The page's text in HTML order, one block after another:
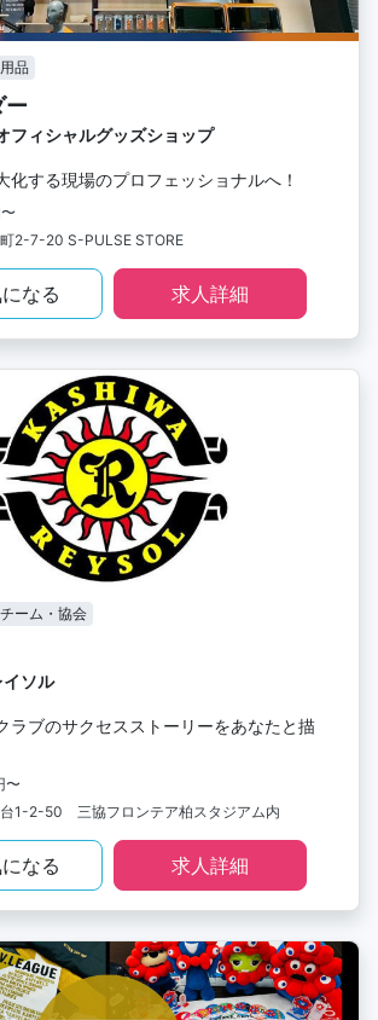
品
ー
フィシャルグッズショップ
化する現場のプロフェッショナルへ！
2-7-20 S-PULSE STORE
なる 求人詳細
ーム・協会
イソル
ラブのサクセスストーリーをあなたと描
〜
1-2-50 三協フロンテア柏スタジアム内
なる 求人詳細